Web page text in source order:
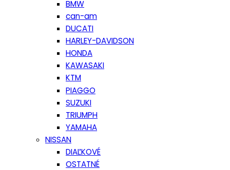
BMW
can-am
DUCATI
HARLEY-DAVIDSON
HONDA
KAWASAKI
KTM
PIAGGO
SUZUKI
TRIUMPH
YAMAHA
NISSAN
DIAĽKOVÉ
OSTATNÉ